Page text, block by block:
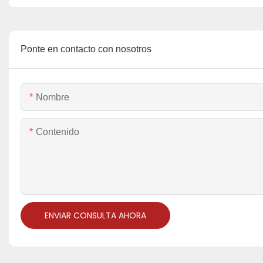
Ponte en contacto con nosotros
Nombre
Contenido
ENVIAR CONSULTA AHORA